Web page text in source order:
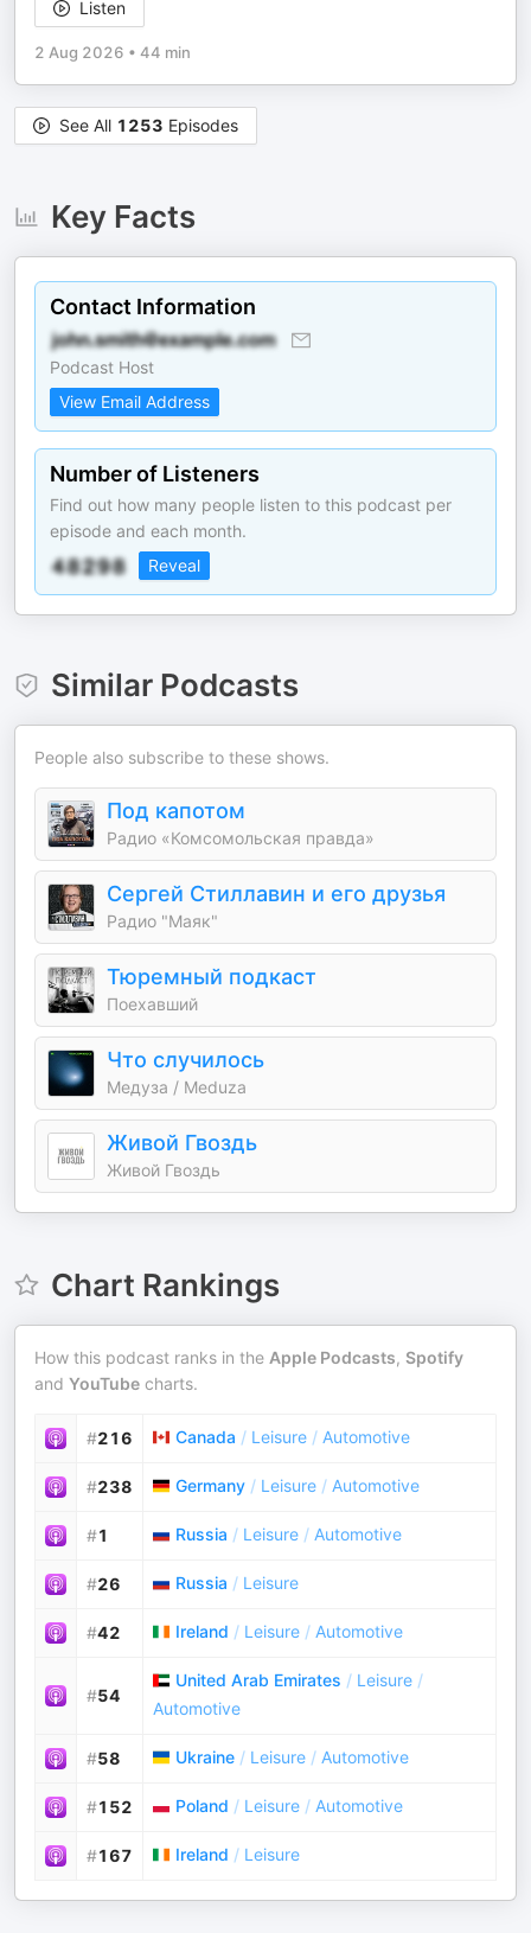
Listen
2 Aug 2026 • 44 min
See All 1253 Episodes
Key Facts
Contact Information
Podcast Host
View Email Address
Number of Listeners
Find out how many people listen to this podcast per
episode and each month.
Reveal
Similar Podcasts
People also subscribe to these shows.
Под капотом
Радио «Комсомольская правда»
Сергей Стиллавин и его друзья
Радио "Маяк"
Тюремный подкаст
Поехавший
Что случилось
Медуза / Meduza
Живой Гвоздь
Живой Гвоздь
Chart Rankings
How this podcast ranks in the Apple Podcasts, Spotify
and YouTube charts.
#216 Canada / Leisure / Automotive
#238 Germany / Leisure / Automotive
#1 Russia / Leisure / Automotive
#26 Russia / Leisure
#42 Ireland / Leisure / Automotive
#54
United Arab Emirates / Leisure /
Automotive
#58 Ukraine / Leisure / Automotive
#152 Poland / Leisure / Automotive
#167 Ireland / Leisure